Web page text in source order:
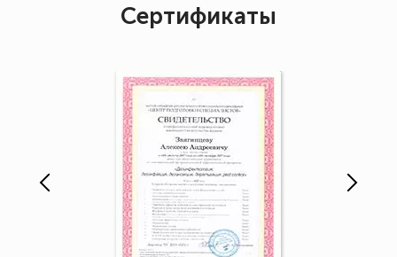
Сертификаты